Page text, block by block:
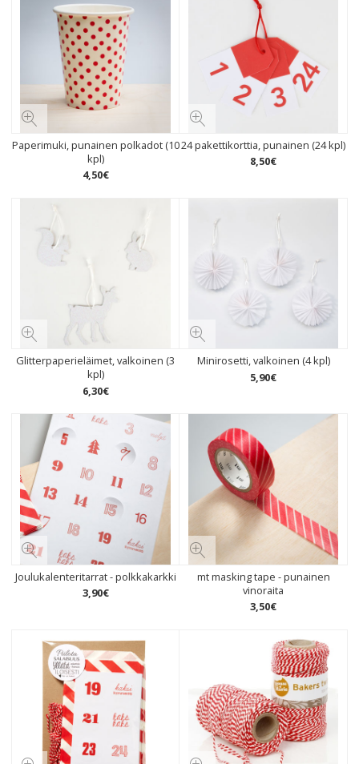
Paperimuki, punainen polkadot (10
kpl)
4,50€
24 pakettikorttia, punainen (24 kpl)
8,50€
Glitterpaperieläimet, valkoinen (3
kpl)
6,30€
Minirosetti, valkoinen (4 kpl)
5,90€
Joulukalenteritarrat - polkkakarkki
3,90€
mt masking tape - punainen
vinoraita
3,50€